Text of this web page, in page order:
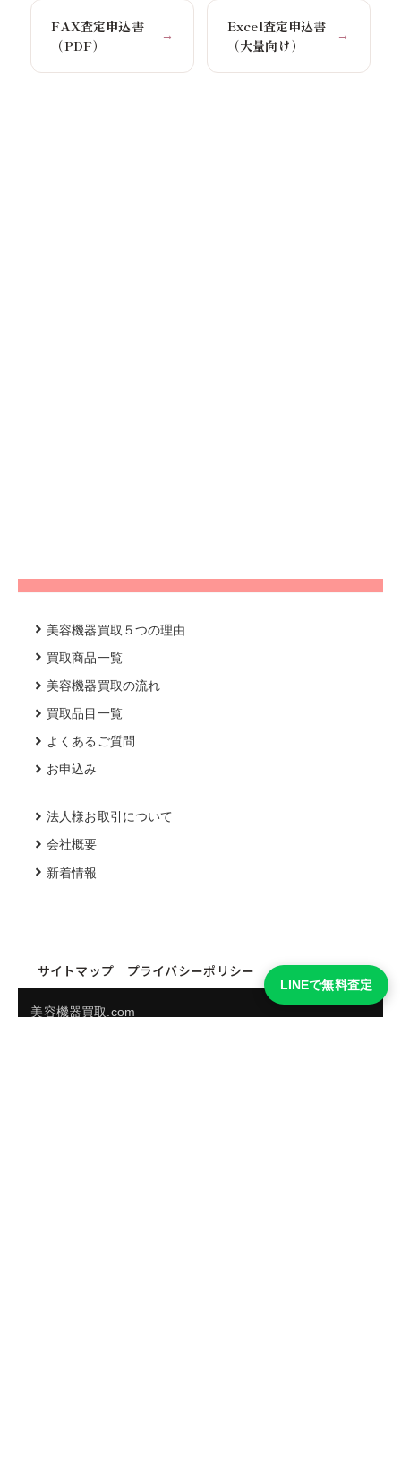
FAX査定申込書
（PDF）
→
Excel査定申込書
（大量向け）
→
美容機器買取５つの理由
買取商品一覧
美容機器買取の流れ
買取品目一覧
よくあるご質問
お申込み
法人様お取引について
会社概要
新着情報
サイトマップ プライバシーポリシー
美容機器買取.com
LINEで無料査定